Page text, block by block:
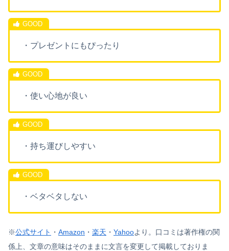
・プレゼントにもぴったり
・使い心地が良い
・持ち運びしやすい
・ベタベタしない
※公式サイト ・ Amazon ・ 楽天 ・ Yahooより。口コミは著作権の関
係上、文章の意味はそのままに文言を変更して掲載しておりま